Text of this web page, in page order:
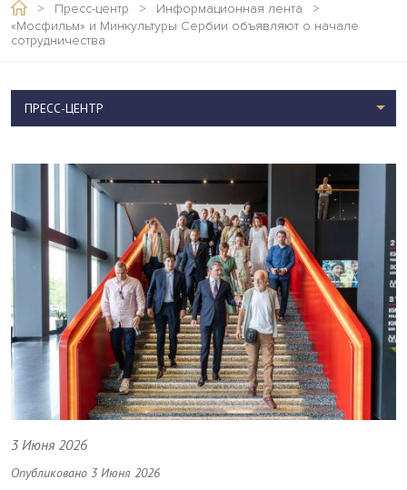
> Пресс-центр > Информационная лента
>
«Мосфильм» и Минкультуры Сербии объявляют о начале
сотрудничества
3 Июня 2026
Опубликовано 3 Июня 2026
ПРЕСС-ЦЕНТР